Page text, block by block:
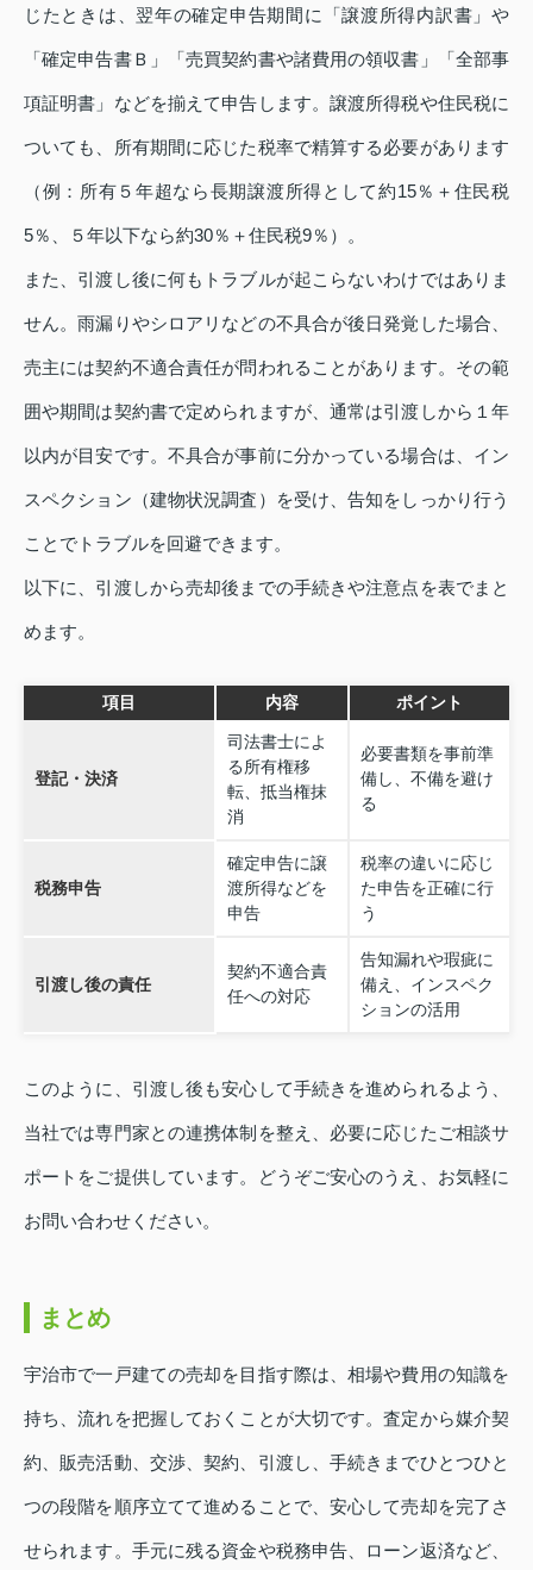
じたときは、翌年の確定申告期間に「譲渡所得内訳書」や
「確定申告書Ｂ」「売買契約書や諸費用の領収書」「全部事
項証明書」などを揃えて申告します。譲渡所得税や住民税に
ついても、所有期間に応じた税率で精算する必要があります
（例：所有５年超なら長期譲渡所得として約15％＋住民税
5％、５年以下なら約30％＋住民税9％）。
また、引渡し後に何もトラブルが起こらないわけではありま
せん。雨漏りやシロアリなどの不具合が後日発覚した場合、
売主には契約不適合責任が問われることがあります。その範
囲や期間は契約書で定められますが、通常は引渡しから１年
以内が目安です。不具合が事前に分かっている場合は、イン
スペクション（建物状況調査）を受け、告知をしっかり行う
ことでトラブルを回避できます。
以下に、引渡しから売却後までの手続きや注意点を表でまと
めます。
項目 内容 ポイント
登記・決済
司法書士によ
る所有権移
転、抵当権抹
消
必要書類を事前準
備し、不備を避け
る
税務申告
確定申告に譲
渡所得などを
申告
税率の違いに応じ
た申告を正確に行
う
引渡し後の責任
契約不適合責
任への対応
告知漏れや瑕疵に
備え、インスペク
ションの活用
このように、引渡し後も安心して手続きを進められるよう、
当社では専門家との連携体制を整え、必要に応じたご相談サ
ポートをご提供しています。どうぞご安心のうえ、お気軽に
お問い合わせください。
まとめ
宇治市で一戸建ての売却を目指す際は、相場や費用の知識を
持ち、流れを把握しておくことが大切です。査定から媒介契
約、販売活動、交渉、契約、引渡し、手続きまでひとつひと
つの段階を順序立てて進めることで、安心して売却を完了さ
せられます。手元に残る資金や税務申告、ローン返済など、